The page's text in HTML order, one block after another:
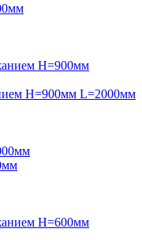
H=900мм L=2000мм